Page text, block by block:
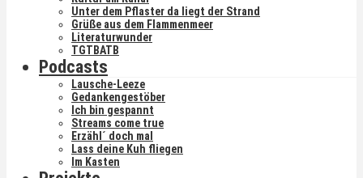
Unter dem Pflaster da liegt der Strand
Grüße aus dem Flammenmeer
Literaturwunder
TGTBATB
Podcasts
Lausche-Leeze
Gedankengestöber
Ich bin gespannt
Streams come true
Erzähl´ doch mal
Lass deine Kuh fliegen
Im Kasten